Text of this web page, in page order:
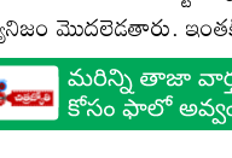
మొదలెడతారు.